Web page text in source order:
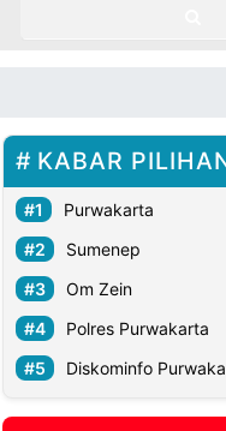
KABAR
Purwakarta
Sumenep
Om Zein
Polres Purwakarta
Diskominfo